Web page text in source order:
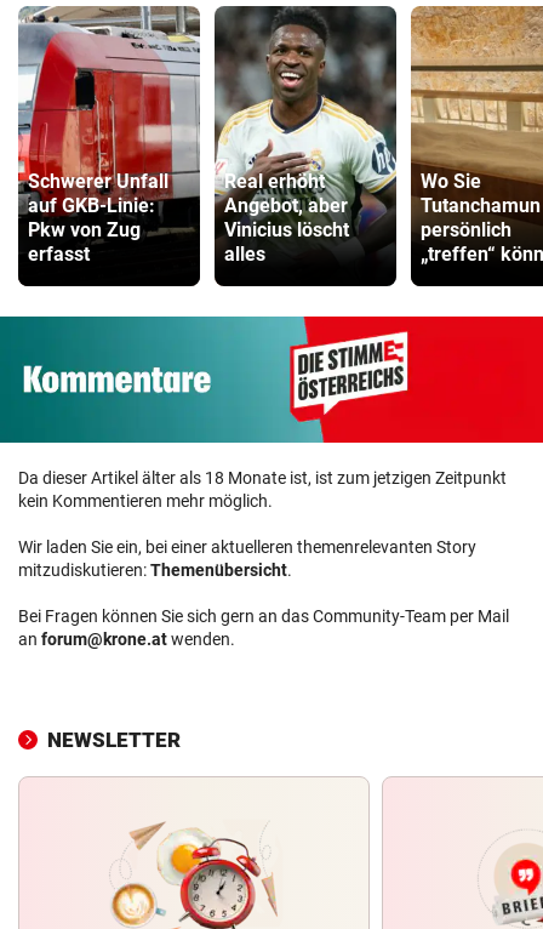
Schwerer Unfall
auf GKB-Linie:
Pkw von Zug
erfasst
Real erhöht
Angebot, aber
Vinicius löscht
alles
Wo Sie
Tutanchamun
persönlich
„treffen“
Da dieser Artikel älter als 18 Monate ist, ist zum jetzigen Zeitpunkt
kein Kommentieren mehr möglich.
Wir laden Sie ein, bei einer aktuelleren themenrelevanten Story
mitzudiskutieren:Themenübersicht.
Bei Fragen können Sie sich gern an das Community-Team per Mail
an forum@krone.atwenden.
NEWSLETTER